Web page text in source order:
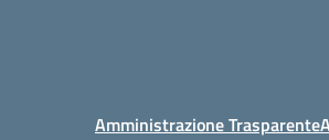
Amministrazione Trasparente